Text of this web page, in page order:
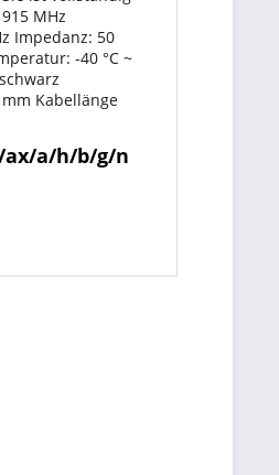
MHz
Impedanz: 50
-40 °C ~
Kabellänge
ax/a/h/b/g/n